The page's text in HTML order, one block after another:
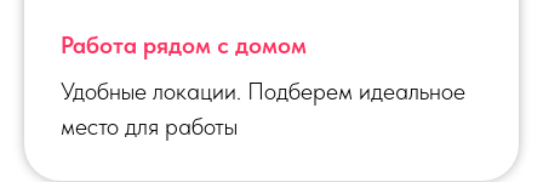
Работа рядом с домом
Удобные локации. Подберем идеальное
место для работы